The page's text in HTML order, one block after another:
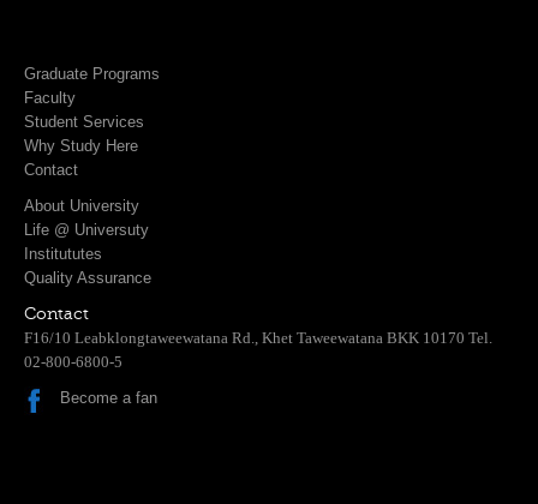
Graduate Programs
Faculty
Student Services
Why Study Here
Contact
About University
Life @ Universuty
Institututes
Quality Assurance
Contact
F16/10 Leabklongtaweewatana Rd., Khet Taweewatana BKK 10170 Tel.
02-800-6800-5
Become a fan